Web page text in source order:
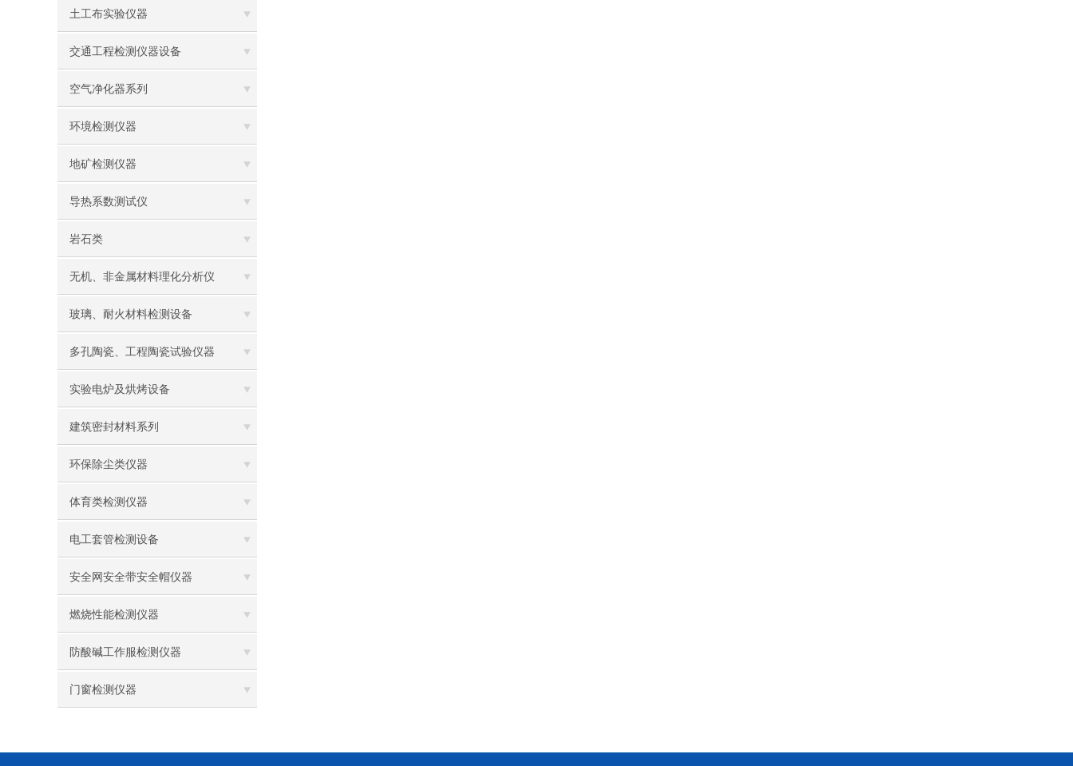
土工布实验仪器
交通工程检测仪器设备
空气净化器系列
环境检测仪器
地矿检测仪器
导热系数测试仪
岩石类
无机、非金属材料理化分析仪
玻璃、耐火材料检测设备
多孔陶瓷、工程陶瓷试验仪器
实验电炉及烘烤设备
建筑密封材料系列
环保除尘类仪器
体育类检测仪器
电工套管检测设备
安全网安全带安全帽仪器
燃烧性能检测仪器
防酸碱工作服检测仪器
门窗检测仪器